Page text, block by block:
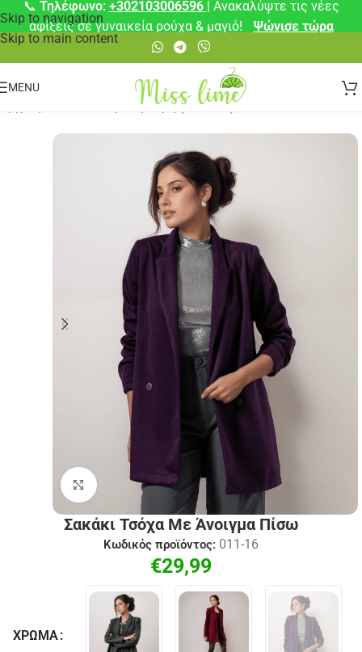
Skip to navigation
Skip to main content
📞 Τηλέφωνο: +302103006596 | Ανακαλύψτε τις νέες
αφίξεις σε γυναικεία ρούχα & μαγιό!
Ψώνισε τώρα
MENU
💎 Χρυσή Τομή (20€-50€)
Click to enlarge
Σακάκι Τσόχα Με Άνοιγμα Πίσω
Κωδικός προϊόντος: 011-16
€29,99
ΧΡΏΜΑ